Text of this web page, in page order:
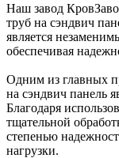
Наш завод
труб на сэндвич
является
обеспечивая
Одним из главных
на сэндвич панель
Благодаря
тщательной
степенью
нагрузки.